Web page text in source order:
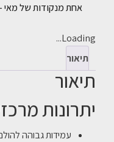
אחת מנקודות של מאי
Loading...
תיאור
תיאור
יתרונות
עמידות גבוהה